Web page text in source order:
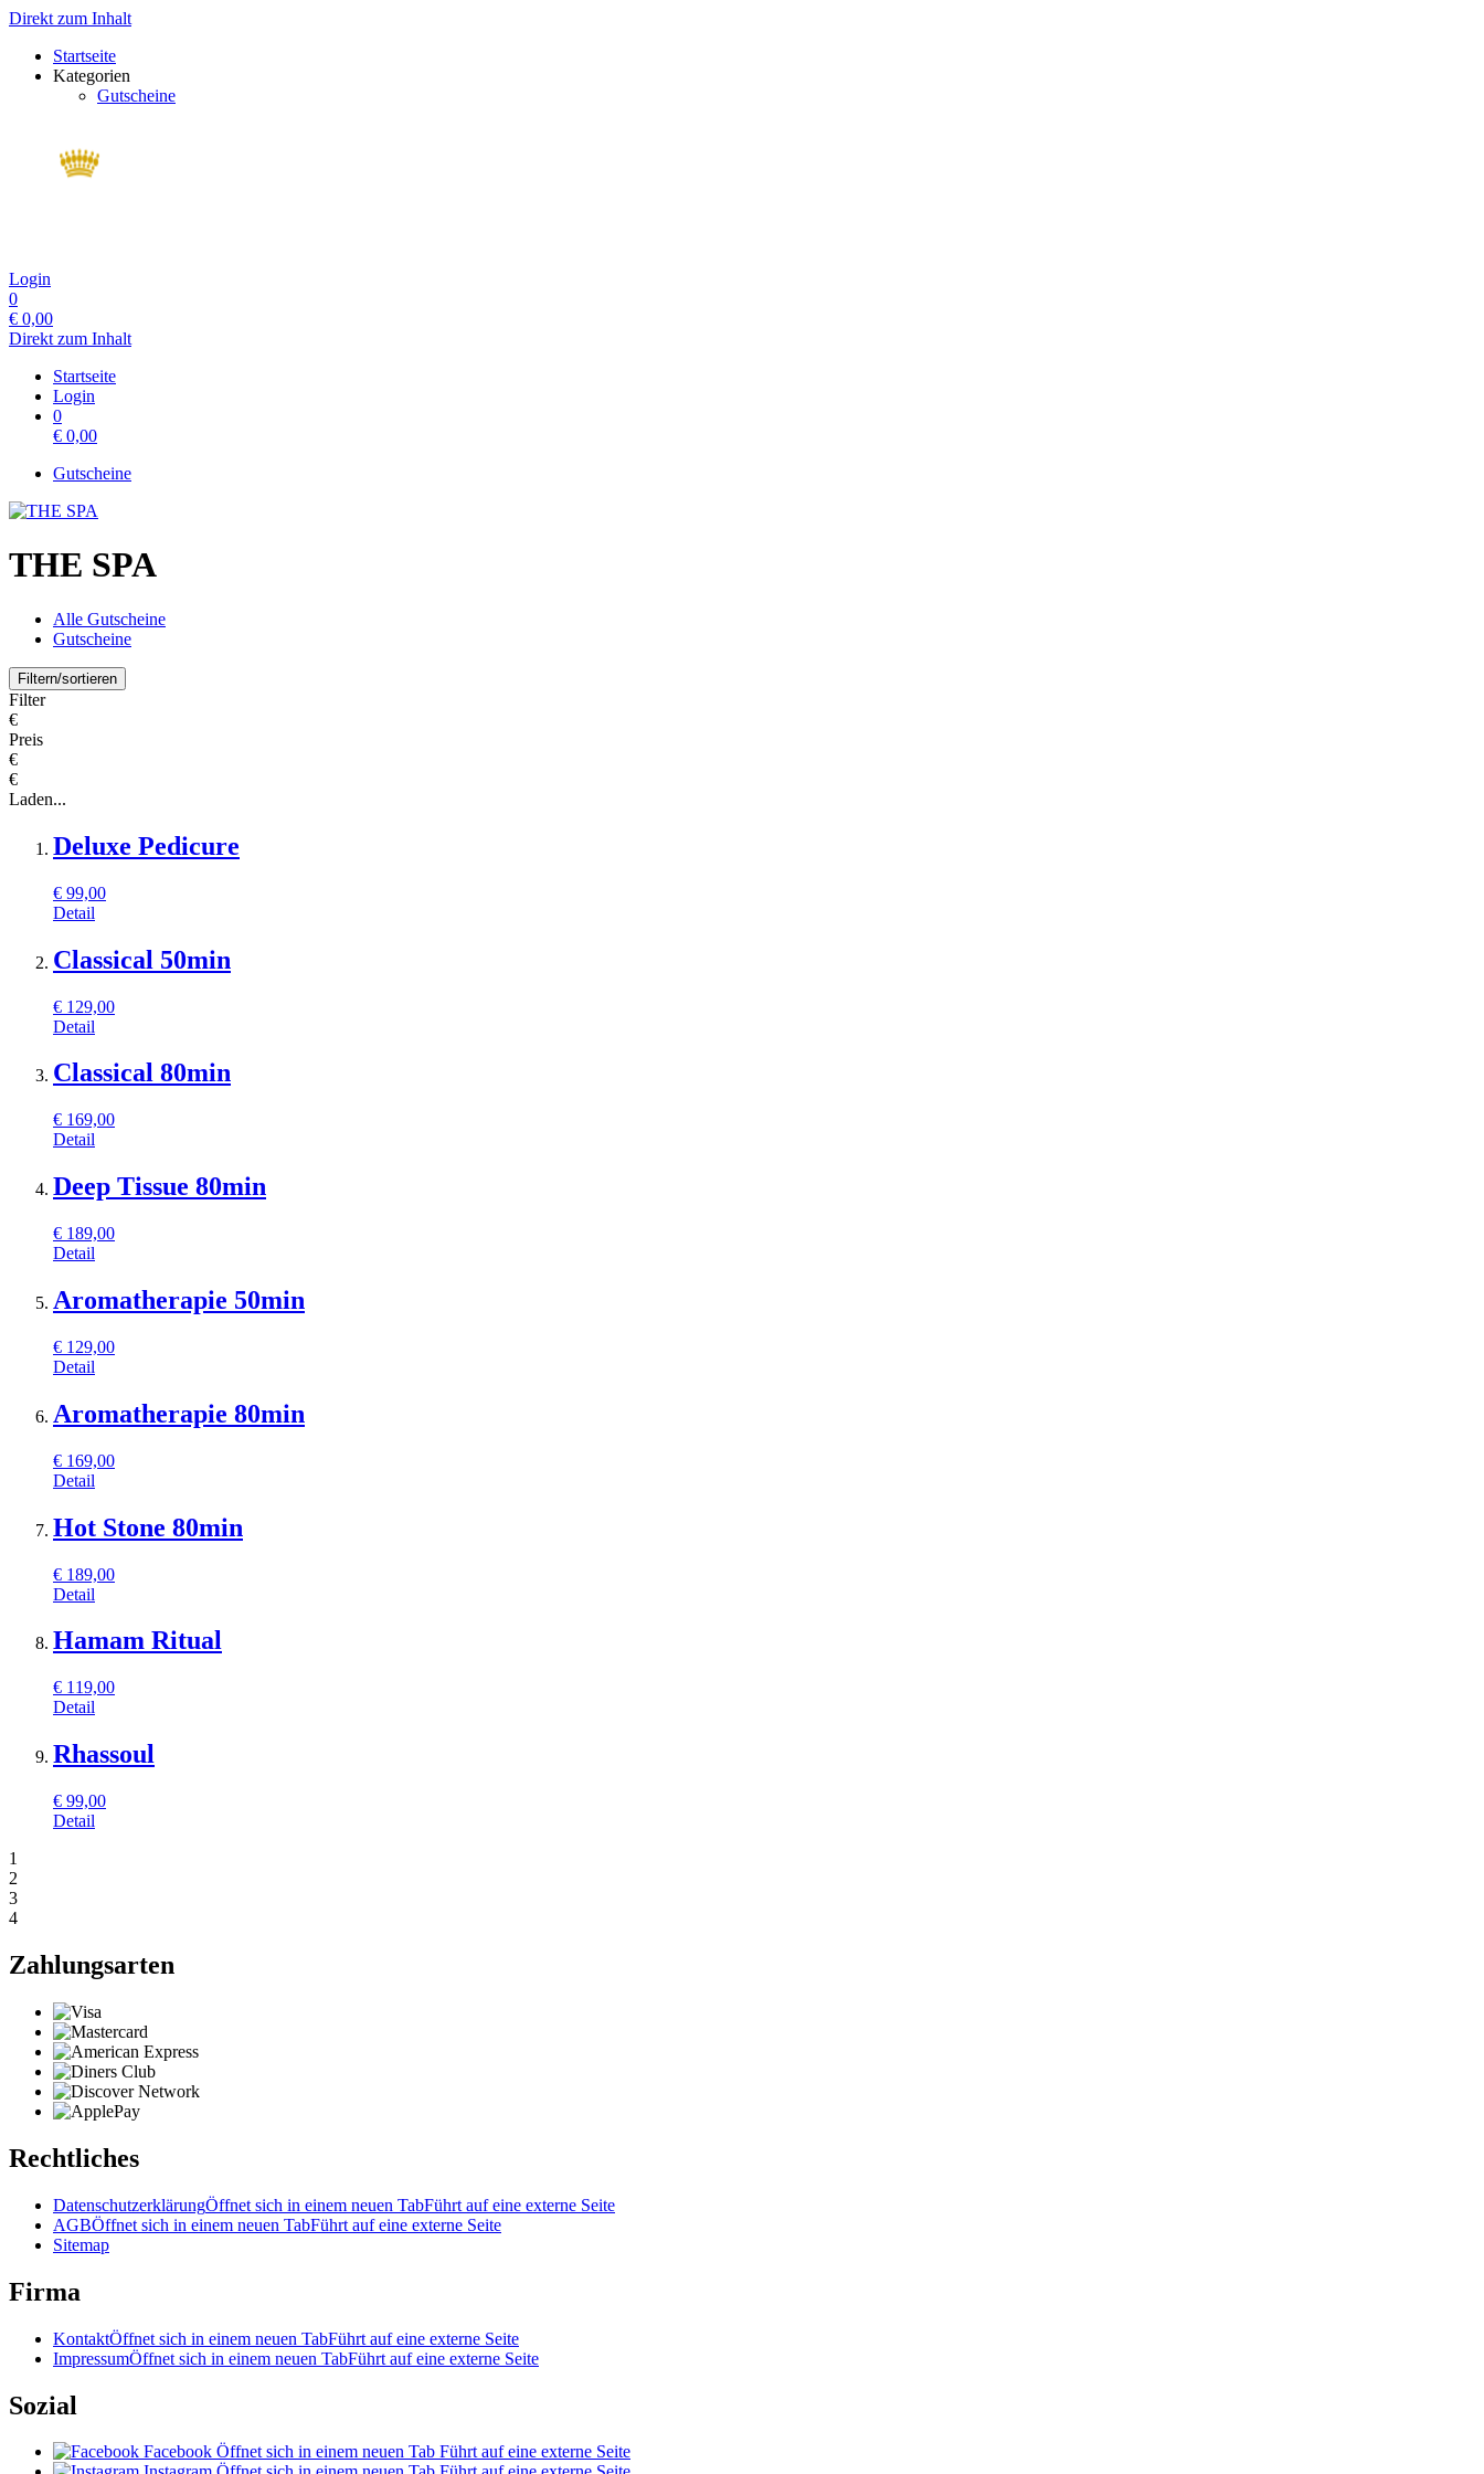
Direkt zum Inhalt
Startseite
Kategorien
Gutscheine
Login
0
€ 0,00
Direkt zum Inhalt
Startseite
Login
0
€ 0,00
Gutscheine
THE SPA
Alle Gutscheine
Gutscheine
Filtern/sortieren
Filter
€
Preis
€
€
Laden...
Deluxe Pedicure
€ 99,00
Detail
Classical 50min
€ 129,00
Detail
Classical 80min
€ 169,00
Detail
Deep Tissue 80min
€ 189,00
Detail
Aromatherapie 50min
€ 129,00
Detail
Aromatherapie 80min
€ 169,00
Detail
Hot Stone 80min
€ 189,00
Detail
Hamam Ritual
€ 119,00
Detail
Rhassoul
€ 99,00
Detail
1
2
3
4
Zahlungsarten
Rechtliches
DatenschutzerklärungÖffnet sich in einem neuen TabFührt auf eine externe Seite
AGBÖffnet sich in einem neuen TabFührt auf eine externe Seite
Sitemap
Firma
KontaktÖffnet sich in einem neuen TabFührt auf eine externe Seite
ImpressumÖffnet sich in einem neuen TabFührt auf eine externe Seite
Sozial
Facebook Öffnet sich in einem neuen Tab Führt auf eine externe Seite